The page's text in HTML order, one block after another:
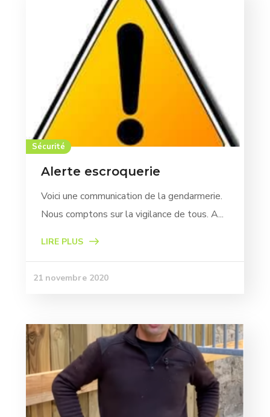
Sécurité
Alerte escroquerie
Voici une communication de la gendarmerie.
Nous comptons sur la vigilance de tous. A...
LIRE PLUS
21 novembre 2020